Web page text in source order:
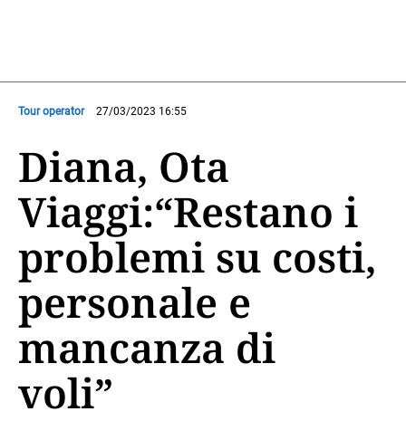
Tour operator 27/03/2023 16:55
Diana, Ota
Viaggi:“Restano i
problemi su costi,
personale e
mancanza di
voli”